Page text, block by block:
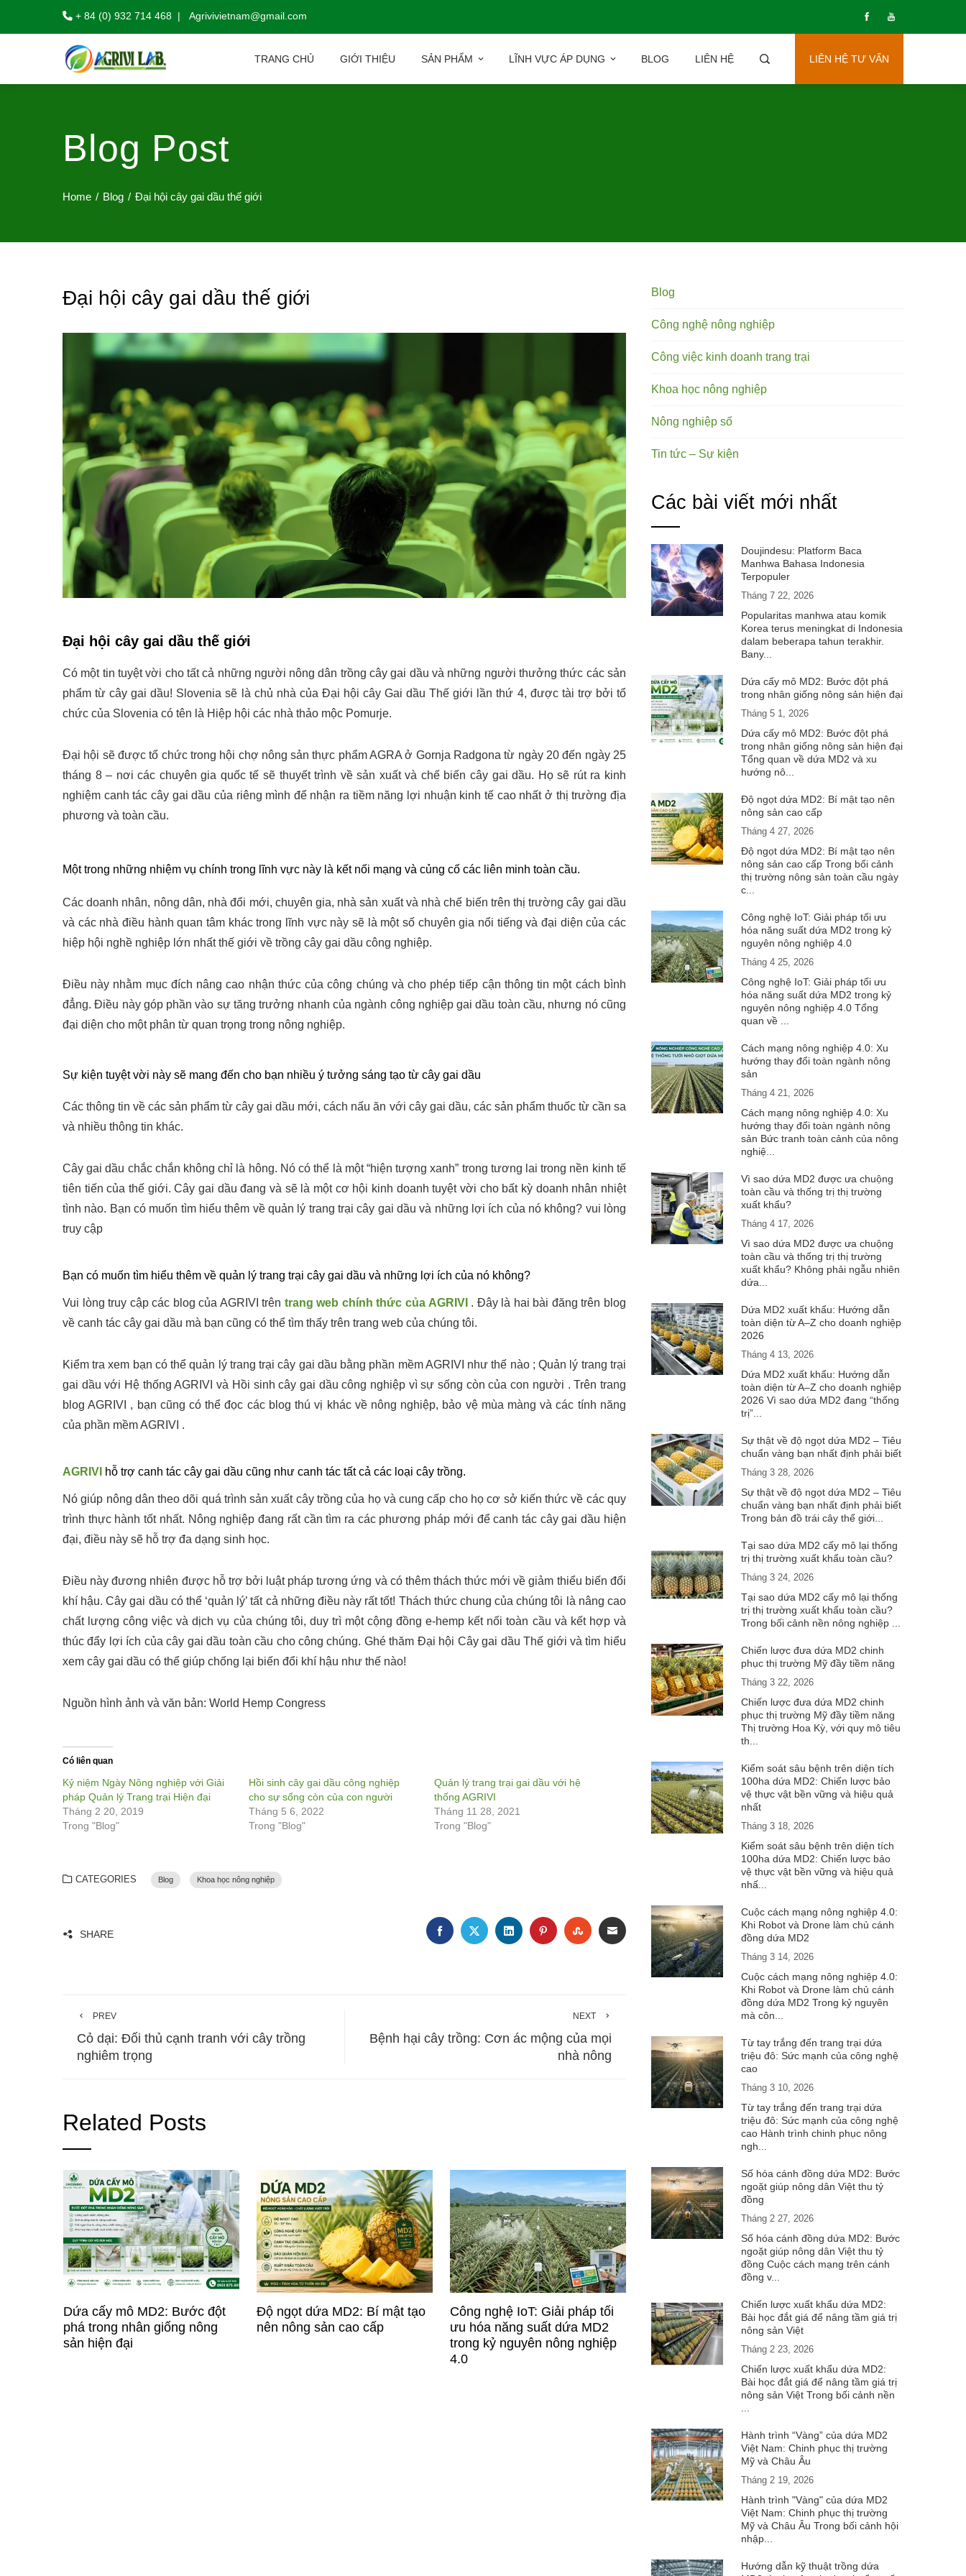
+ 84 (0) 932 714 468 | Agrivivietnam@gmail.com
TRANG CHỦ GIỚI THIỆU SẢN PHẨM LĨNH VỰC ÁP DỤNG BLOG LIÊN HỆ LIÊN HỆ TƯ VẤN
Blog Post
Home Blog Đại hội cây gai dầu thế giới
Đại hội cây gai dầu thế giới
Đại hội cây gai dầu thế giới
Có một tin tuyệt vời cho tất cả những người nông dân trồng cây gai dầu và những người thưởng thức các sản
phẩm từ cây gai dầu! Slovenia sẽ là chủ nhà của Đại hội cây Gai dầu Thế giới lần thứ 4, được tài trợ bởi tổ
chức của Slovenia có tên là Hiệp hội các nhà thảo mộc Pomurje.
Đại hội sẽ được tổ chức trong hội chợ nông sản thực phẩm AGRA ở Gornja Radgona từ ngày 20 đến ngày 25
tháng 8 – nơi các chuyên gia quốc tế sẽ thuyết trình về sản xuất và chế biến cây gai dầu. Họ sẽ rút ra kinh
nghiệm canh tác cây gai dầu của riêng mình để nhận ra tiềm năng lợi nhuận kinh tế cao nhất ở thị trường địa
phương và toàn cầu.
Một trong những nhiệm vụ chính trong lĩnh vực này là kết nối mạng và củng cố các liên minh toàn cầu.
Các doanh nhân, nông dân, nhà đổi mới, chuyên gia, nhà sản xuất và nhà chế biến trên thị trường cây gai dầu
và các nhà điều hành quan tâm khác trong lĩnh vực này sẽ là một số chuyên gia nổi tiếng và đại diện của các
hiệp hội nghề nghiệp lớn nhất thế giới về trồng cây gai dầu công nghiệp.
Điều này nhằm mục đích nâng cao nhận thức của công chúng và cho phép tiếp cận thông tin một cách bình
đẳng. Điều này góp phần vào sự tăng trưởng nhanh của ngành công nghiệp gai dầu toàn cầu, nhưng nó cũng
đại diện cho một phân từ quan trọng trong nông nghiệp.
Sự kiện tuyệt vời này sẽ mang đến cho bạn nhiều ý tưởng sáng tạo từ cây gai dầu
Các thông tin về các sản phẩm từ cây gai dầu mới, cách nấu ăn với cây gai dầu, các sản phẩm thuốc từ cần sa
và nhiều thông tin khác.
Cây gai dầu chắc chắn không chỉ là hông. Nó có thể là một “hiện tượng xanh” trong tương lai trong nền kinh tế
tiên tiến của thế giới. Cây gai dầu đang và sẽ là một cơ hội kinh doanh tuyệt vời cho bất kỳ doanh nhân nhiệt
tình nào. Bạn có muốn tìm hiểu thêm về quản lý trang trại cây gai dầu và những lợi ích của nó không? vui lòng
truy cập
Bạn có muốn tìm hiểu thêm về quản lý trang trại cây gai dầu và những lợi ích của nó không?
Vui lòng truy cập các blog của AGRIVI trên trang web chính thức của AGRIVI . Đây là hai bài đăng trên blog
về canh tác cây gai dầu mà bạn cũng có thể tìm thấy trên trang web của chúng tôi.
Kiểm tra xem bạn có thể quản lý trang trại cây gai dầu bằng phần mềm AGRIVI như thế nào ; Quản lý trang trại
gai dầu với Hệ thống AGRIVI và Hồi sinh cây gai dầu công nghiệp vì sự sống còn của con người . Trên trang
blog AGRIVI , bạn cũng có thể đọc các blog thú vị khác về nông nghiệp, bảo vệ mùa màng và các tính năng
của phần mềm AGRIVI .
AGRIVI hỗ trợ canh tác cây gai dầu cũng như canh tác tất cả các loại cây trồng.
Nó giúp nông dân theo dõi quá trình sản xuất cây trồng của họ và cung cấp cho họ cơ sở kiến thức về các quy
trình thực hành tốt nhất. Nông nghiệp đang rất cần tìm ra các phương pháp mới để canh tác cây gai dầu hiện
đại, điều này sẽ hỗ trợ đa dạng sinh học.
Điều này đương nhiên được hỗ trợ bởi luật pháp tương ứng và có thêm thách thức mới về giảm thiểu biến đổi
khí hậu. Cây gai dầu có thể ‘quản lý’ tất cả những điều này rất tốt! Thách thức chung của chúng tôi là nâng cao
chất lượng công việc và dịch vụ của chúng tôi, duy trì một cộng đồng e-hemp kết nối toàn cầu và kết hợp và
thúc đẩy lợi ích của cây gai dầu toàn cầu cho công chúng. Ghé thăm Đại hội Cây gai dầu Thế giới và tìm hiểu
xem cây gai dầu có thể giúp chống lại biến đổi khí hậu như thế nào!
Nguồn hình ảnh và văn bản: World Hemp Congress
Có liên quan
Kỷ niệm Ngày Nông nghiệp với Giải
pháp Quản lý Trang trại Hiện đại
Tháng 2 20, 2019
Trong "Blog"
Hồi sinh cây gai dầu công nghiệp
cho sự sống còn của con người
Tháng 5 6, 2022
Trong "Blog"
Quản lý trang trại gai dầu với hệ
thống AGRIVI
Tháng 11 28, 2021
Trong "Blog"
CATEGORIES Blog Khoa học nông nghiệp
SHARE FACEBOOKTWITTERLINKEDINPINTEREST
STUMBLEUPON
EMAIL
PREV
Cỏ dại: Đối thủ cạnh tranh với cây trồng
nghiêm trọng
NEXT
Bệnh hại cây trồng: Cơn ác mộng của mọi
nhà nông
Related Posts
Dứa cấy mô MD2: Bước đột
phá trong nhân giống nông
sản hiện đại
Độ ngọt dứa MD2: Bí mật tạo
nên nông sản cao cấp
Công nghệ IoT: Giải pháp tối
ưu hóa năng suất dứa MD2
trong kỷ nguyên nông nghiệp
4.0
Blog
Công nghệ nông nghiệp
Công việc kinh doanh trang trại
Khoa học nông nghiệp
Nông nghiệp số
Tin tức – Sự kiện
Các bài viết mới nhất
Doujindesu: Platform Baca
Manhwa Bahasa Indonesia
Terpopuler
Tháng 7 22, 2026
Popularitas manhwa atau komik
Korea terus meningkat di Indonesia
dalam beberapa tahun terakhir.
Bany...
Dứa cấy mô MD2: Bước đột phá
trong nhân giống nông sản hiện đại
Tháng 5 1, 2026
Dứa cấy mô MD2: Bước đột phá
trong nhân giống nông sản hiện đại
Tổng quan về dứa MD2 và xu
hướng nô...
Độ ngọt dứa MD2: Bí mật tạo nên
nông sản cao cấp
Tháng 4 27, 2026
Độ ngọt dứa MD2: Bí mật tạo nên
nông sản cao cấp Trong bối cảnh
thị trường nông sản toàn cầu ngày
c...
Công nghệ IoT: Giải pháp tối ưu
hóa năng suất dứa MD2 trong kỷ
nguyên nông nghiệp 4.0
Tháng 4 25, 2026
Công nghệ IoT: Giải pháp tối ưu
hóa năng suất dứa MD2 trong kỷ
nguyên nông nghiệp 4.0 Tổng
quan về ...
Cách mạng nông nghiệp 4.0: Xu
hướng thay đổi toàn ngành nông
sản
Tháng 4 21, 2026
Cách mạng nông nghiệp 4.0: Xu
hướng thay đổi toàn ngành nông
sản Bức tranh toàn cảnh của nông
nghiệ...
Vì sao dứa MD2 được ưa chuộng
toàn cầu và thống trị thị trường
xuất khẩu?
Tháng 4 17, 2026
Vì sao dứa MD2 được ưa chuộng
toàn cầu và thống trị thị trường
xuất khẩu? Không phải ngẫu nhiên
dứa...
Dứa MD2 xuất khẩu: Hướng dẫn
toàn diện từ A–Z cho doanh nghiệp
2026
Tháng 4 13, 2026
Dứa MD2 xuất khẩu: Hướng dẫn
toàn diện từ A–Z cho doanh nghiệp
2026 Vì sao dứa MD2 đang “thống
trị”...
Sự thật về độ ngọt dứa MD2 – Tiêu
chuẩn vàng bạn nhất định phải biết
Tháng 3 28, 2026
Sự thật về độ ngọt dứa MD2 – Tiêu
chuẩn vàng bạn nhất định phải biết
Trong bản đồ trái cây thế giới...
Tại sao dứa MD2 cấy mô lại thống
trị thị trường xuất khẩu toàn cầu?
Tháng 3 24, 2026
Tại sao dứa MD2 cấy mô lại thống
trị thị trường xuất khẩu toàn cầu?
Trong bối cảnh nền nông nghiệp ...
Chiến lược đưa dứa MD2 chinh
phục thị trường Mỹ đầy tiềm năng
Tháng 3 22, 2026
Chiến lược đưa dứa MD2 chinh
phục thị trường Mỹ đầy tiềm năng
Thị trường Hoa Kỳ, với quy mô tiêu
th...
Kiểm soát sâu bệnh trên diện tích
100ha dứa MD2: Chiến lược bảo
vệ thực vật bền vững và hiệu quả
nhất
Tháng 3 18, 2026
Kiểm soát sâu bệnh trên diện tích
100ha dứa MD2: Chiến lược bảo
vệ thực vật bền vững và hiệu quả
nhấ...
Cuộc cách mạng nông nghiệp 4.0:
Khi Robot và Drone làm chủ cánh
đồng dứa MD2
Tháng 3 14, 2026
Cuộc cách mạng nông nghiệp 4.0:
Khi Robot và Drone làm chủ cánh
đồng dứa MD2 Trong kỷ nguyên
mà côn...
Từ tay trắng đến trang trại dứa
triệu đô: Sức mạnh của công nghệ
cao
Tháng 3 10, 2026
Từ tay trắng đến trang trại dứa
triệu đô: Sức mạnh của công nghệ
cao Hành trình chinh phục nông
ngh...
Số hóa cánh đồng dứa MD2: Bước
ngoặt giúp nông dân Việt thu tỷ
đồng
Tháng 2 27, 2026
Số hóa cánh đồng dứa MD2: Bước
ngoặt giúp nông dân Việt thu tỷ
đồng Cuộc cách mạng trên cánh
đồng v...
Chiến lược xuất khẩu dứa MD2:
Bài học đắt giá để nâng tầm giá trị
nông sản Việt
Tháng 2 23, 2026
Chiến lược xuất khẩu dứa MD2:
Bài học đắt giá để nâng tầm giá trị
nông sản Việt Trong bối cảnh nền
Hành trình “Vàng” của dứa MD2
Việt Nam: Chinh phục thị trường
Mỹ và Châu Âu
Tháng 2 19, 2026
Hành trình "Vàng" của dứa MD2
Việt Nam: Chinh phục thị trường
Mỹ và Châu Âu Trong bối cảnh hội
nhập...
Hướng dẫn kỹ thuật trồng dứa